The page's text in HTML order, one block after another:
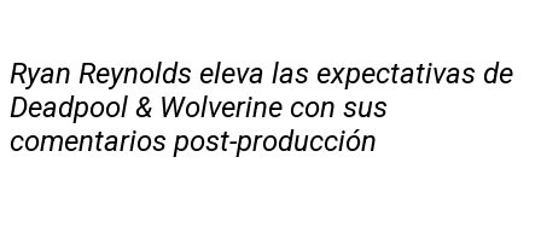
Ryan Reynolds eleva las expectativas de
Deadpool & Wolverine con sus
comentarios post-producción